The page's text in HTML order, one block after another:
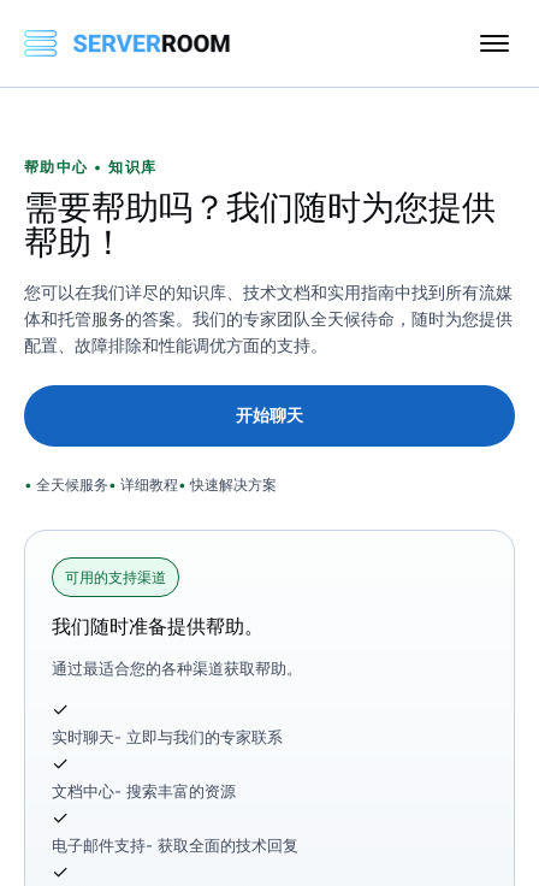
帮助中心 • 知识库
需要帮助吗？我们随时为您提供
帮助！
您可以在我们详尽的知识库、技术文档和实用指南中找到所有流媒
体和托管服务的答案。我们的专家团队全天候待命，随时为您提供
配置、故障排除和性能调优方面的支持。
开始聊天
全天候服务 详细教程 快速解决方案
可用的支持渠道
我们随时准备提供帮助。
通过最适合您的各种渠道获取帮助。
✓
实时聊天- 立即与我们的专家联系
✓
文档中心- 搜索丰富的资源
✓
电子邮件支持- 获取全面的技术回复
✓